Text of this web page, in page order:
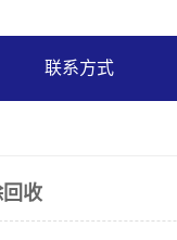
联系方式
收